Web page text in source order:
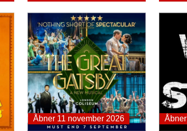
The Great Gatsby
Åbner 11 november 2026